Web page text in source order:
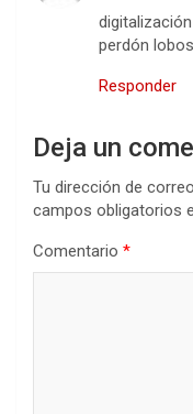
perdón
Responder
Deja un
Tu dirección de
campos obligatorios
Comentario *